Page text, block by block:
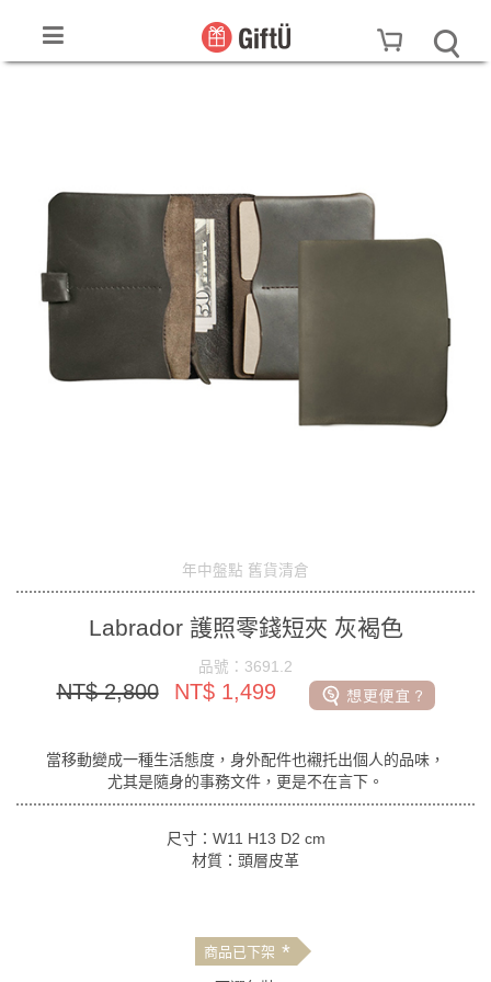
年中盤點 舊貨清倉
Labrador 護照零錢短夾 灰褐色
品號：3691.2
NT$ 2,800 NT$ 1,499
當移動變成一種生活態度，身外配件也襯托出個人的品味，
尤其是隨身的事務文件，更是不在言下。
尺寸：W11 H13 D2 cm
材質：頭層皮革
商品已下架 *